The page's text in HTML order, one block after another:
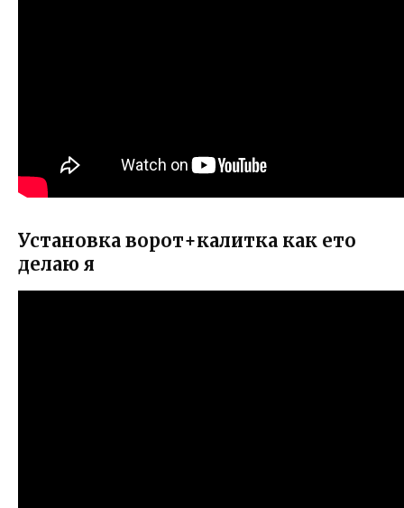
Установка ворот+калитка как ето
делаю я